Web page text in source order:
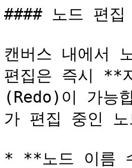
#### 노드 편집
캔버스 내에서
편집은 즉시 **
(Redo)이 가능
가 편집 중인 노
* **노드 이름